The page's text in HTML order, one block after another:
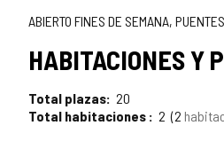
ABIERTO FINES DE SEMANA,
HABITACIONES Y
Total plazas 20
Total habitaciones
2 2